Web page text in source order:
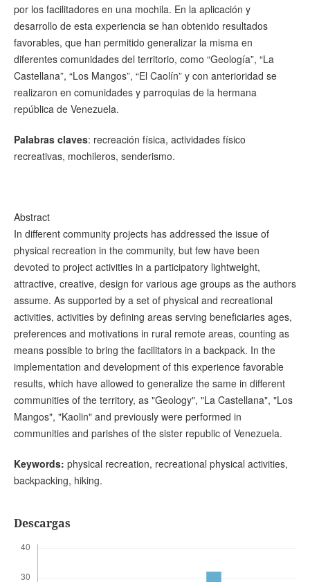
por los facilitadores en una mochila. En la aplicación y
desarrollo de esta experiencia se han obtenido resultados
favorables, que han permitido generalizar la misma en
diferentes comunidades del territorio, como “Geología”, “La
Castellana”, “Los Mangos”, “El Caolín” y con anterioridad se
realizaron en comunidades y parroquias de la hermana
república de Venezuela.
Palabras claves: recreación física, actividades físico
recreativas, mochileros, senderismo.
Abstract
In different community projects has addressed the issue of
physical recreation in the community, but few have been
devoted to project activities in a participatory lightweight,
attractive, creative, design for various age groups as the authors
assume. As supported by a set of physical and recreational
activities, activities by defining areas serving beneficiaries ages,
preferences and motivations in rural remote areas, counting as
means possible to bring the facilitators in a backpack. In the
implementation and development of this experience favorable
results, which have allowed to generalize the same in different
communities of the territory, as "Geology", "La Castellana", "Los
Mangos", "Kaolin" and previously were performed in
communities and parishes of the sister republic of Venezuela.
Keywords: physical recreation, recreational physical activities,
backpacking, hiking.
Descargas